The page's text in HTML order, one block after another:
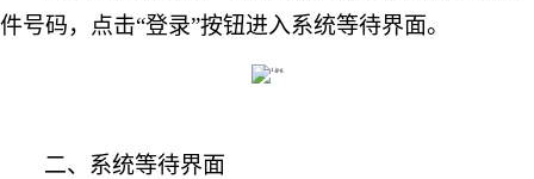
件号码，点击“登录”按钮进入系统等待界面。
二、系统等待界面